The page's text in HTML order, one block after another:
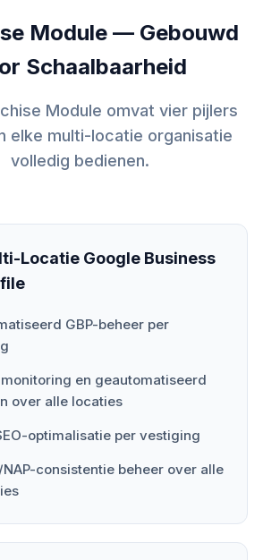
Module — Gebouwd
Schaalbaarheid
Module omvat vier pijlers
elke multi-locatie organisatie
volledig bedienen.
Locatie Google Business
GBP-beheer per
en geautomatiseerd
over alle locaties
optimalisatie per vestiging
consistentie beheer over alle